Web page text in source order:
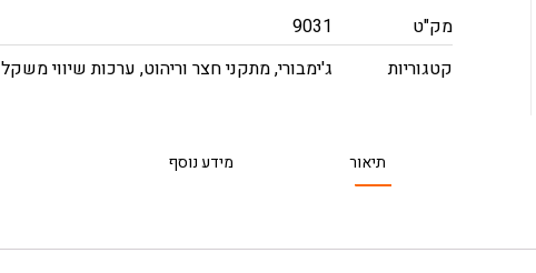
מק"ט
9031
קטגוריות
ג'ימבורי,מתקני חצר וריהוט, ערכות שיווי משקל
תיאור מידע נוסף